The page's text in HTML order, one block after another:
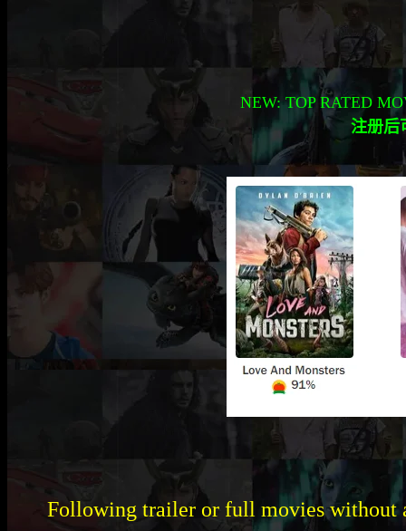
NEW: TOP RATED
注册后
Following trailer or full movies without